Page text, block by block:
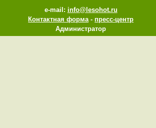
e-mail: info@lesohot.ru
Контактная форма-пресс-центр
Администратор